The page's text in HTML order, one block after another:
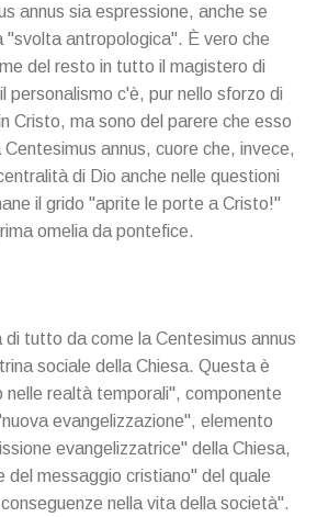
annus sia espressione, anche se
"svolta antropologica". È vero che
del resto in tutto il magistero di
personalismo c'è, pur nello sforzo di
Cristo, ma sono del parere che esso
Centesimus annus, cuore che, invece,
di Dio anche nelle questioni
il grido "aprite le porte a Cristo!"
omelia da pontefice.
tutto da come la Centesimus annus
sociale della Chiesa. Questa è
nelle realtà temporali", componente
evangelizzazione", elemento
evangelizzatrice" della Chiesa,
del messaggio cristiano" del quale
nella vita della società".